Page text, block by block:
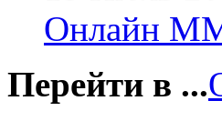
Gembird
Gemix
Онлайн
Перейти в ...